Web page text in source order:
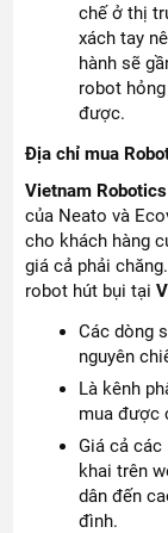
chế ở thị
xách tay
hành sẽ
robot
được.
Địa chỉ mua
Vietnam Robotics
của Neato và
cho khách hàng
giá cả phải
robot hút bụi tại
Các dòng
nguyên
Là kênh
mua được
Giá cả
khai trên
dân đến
đình.